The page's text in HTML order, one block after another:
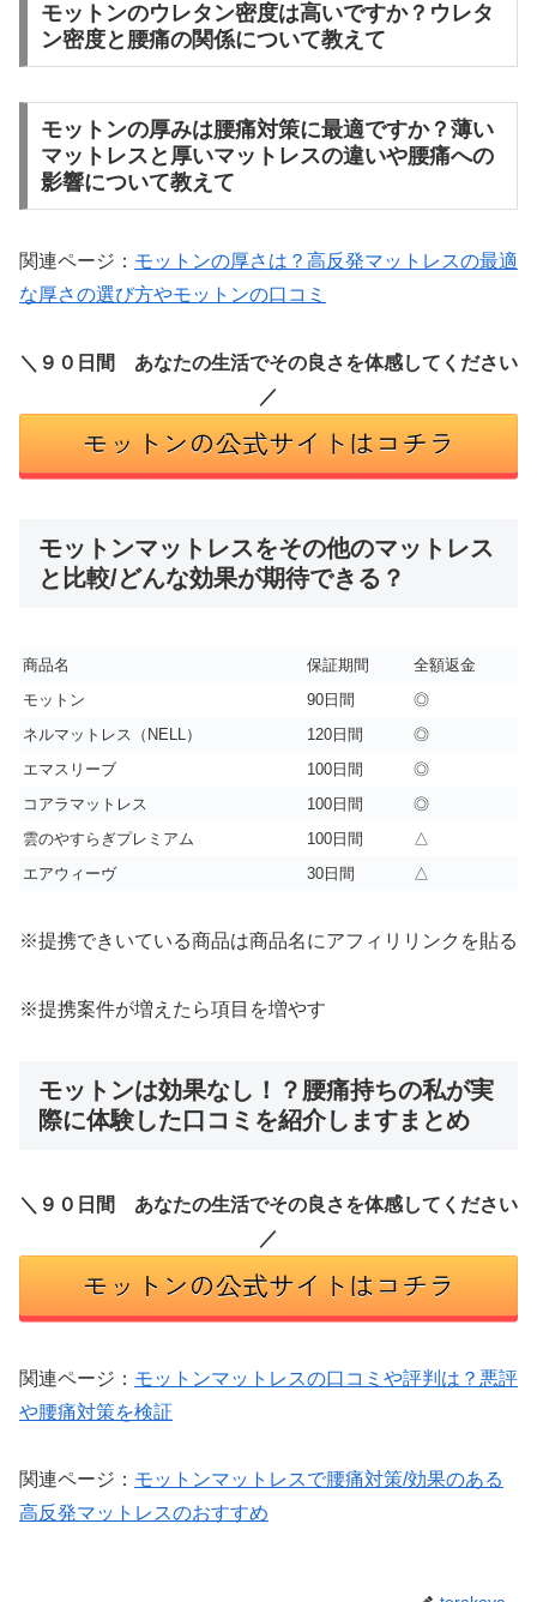
モットンのウレタン密度は高いですか？ウレタ
ン密度と腰痛の関係について教えて
モットンの厚みは腰痛対策に最適ですか？薄い
マットレスと厚いマットレスの違いや腰痛への
影響について教えて
関連ページ： モットンの厚さは？高反発マットレスの最適
な厚さの選び方やモットンの口コミ
＼９０日間 あなたの生活でその良さを体感してください
／
モットンマットレスをその他のマットレス
と比較/どんな効果が期待できる？
商品名 保証期間
全額返金
モットン
90日間
◎
ネルマットレス（NELL）
120日間
◎
エマスリーブ
100日間
◎
コアラマットレス
100日間
◎
雲のやすらぎプレミアム
100日間
△
エアウィーヴ
30日間 △
※提携できいている商品は商品名にアフィリリンクを貼る
※提携案件が増えたら項目を増やす
モットンは効果なし！？腰痛持ちの私が実
際に体験した口コミを紹介しますまとめ
＼９０日間 あなたの生活でその良さを体感してください
／
関連ページ： モットンマットレスの口コミや評判は？悪評
や腰痛対策を検証
関連ページ： モットンマットレスで腰痛対策/効果のある
高反発マットレスのおすすめ